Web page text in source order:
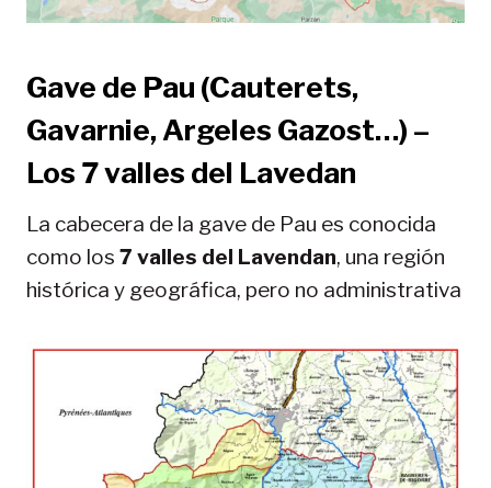
Gave de Pau (Cauterets,
Gavarnie, Argeles Gazost…) –
Los 7 valles del Lavedan
La cabecera de la gave de Pau es conocida
como los 7 valles del Lavendan, una región
histórica y geográfica, pero no administrativa